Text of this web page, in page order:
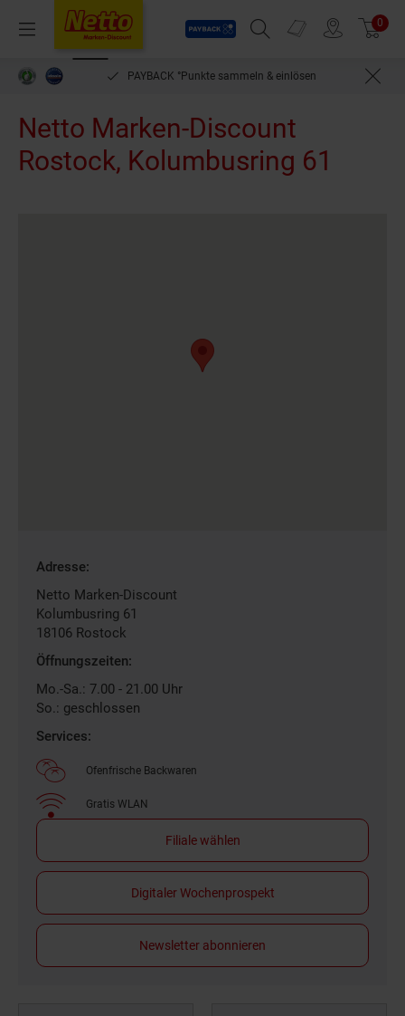
Menü
Payback
Suchfeld einblenden
Prospekte 0
PAYBACK °Punkte sammeln & einlösen
Netto Marken-Discount
Rostock, Kolumbusring 61
Gefundene
Filiale
Adresse:
Netto Marken-Discount
Kolumbusring 61
18106 Rostock
Öffnungszeiten:
Mo.-Sa.: 7.00 - 21.00 Uhr
So.: geschlossen
Services:
Ofenfrische Backwaren
Gratis WLAN
Filiale wählen
Digitaler Wochenprospekt
Newsletter abonnieren